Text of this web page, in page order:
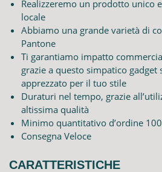
Realizzeremo un prodotto unico
locale
Abbiamo una grande varietà di
Pantone
Ti garantiamo impatto
grazie a questo simpatico gadget
apprezzato per il tuo stile
Duraturi nel tempo, grazie
altissima qualità
Minimo quantitativo d’ordine
Consegna Veloce
CARATTERISTICHE